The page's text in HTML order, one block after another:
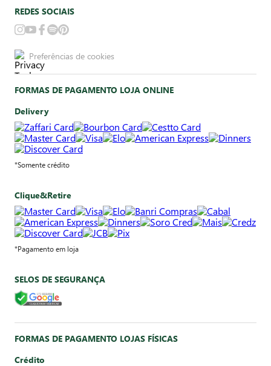
REDES SOCIAIS
Preferências de cookies
FORMAS DE PAGAMENTO LOJA ONLINE
Delivery
*Somente crédito
Clique&Retire
*Pagamento em loja
SELOS DE SEGURANÇA
FORMAS DE PAGAMENTO LOJAS FÍSICAS
Crédito